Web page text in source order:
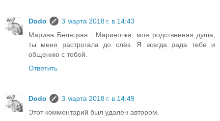
Dodo
3 марта 2018 г. в 14:43
Марина Беляцкая , Мариночка, моя родственная душа,
ты меня растрогала до слёз. Я всегда рада тебе и
общению с тобой.
Ответить
Dodo
3 марта 2018 г. в 14:49
Этот комментарий был удален автором.